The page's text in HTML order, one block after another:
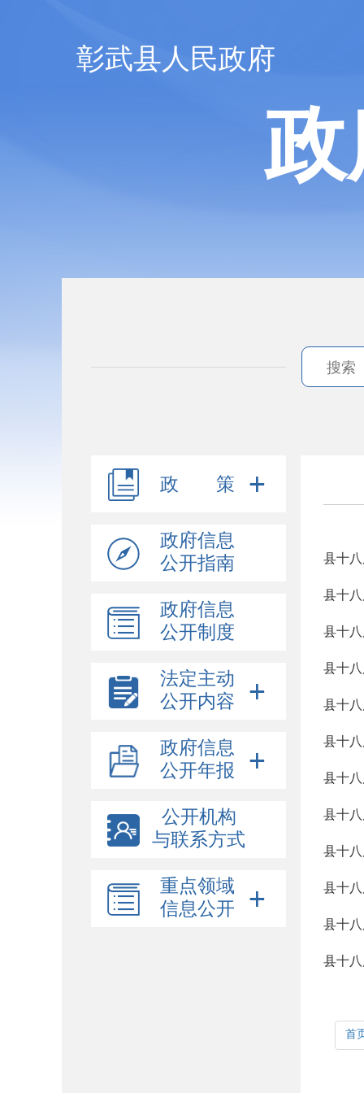
彰武县人民政府
政 策
政府信息
公开指南
政府信息
公开制度
法定主动
公开内容
政府信息
公开年报
公开机构
与联系方式
重点领域
信息公开
县十
县十
县十
县十
县十
县十
县十
县十
县十
首